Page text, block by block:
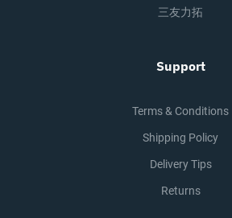
三友力拓
Support
Terms & Conditions
Shipping Policy
Delivery Tips
Returns